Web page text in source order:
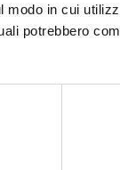
in cui
potrebbero
PER
DISOCCUPATI